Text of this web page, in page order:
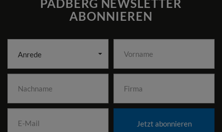
PADBERG NEWSLETTER
ABONNIEREN
Anrede
Jetzt abonnieren